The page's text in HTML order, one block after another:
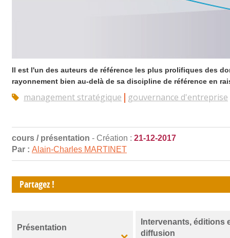
Il est l'un des auteurs de référence les plus prolifiques des
rayonnement bien au-delà de sa discipline de référence en
management stratégique gouvernance d'entreprise
cours / présentation - Création : 21-12-2017
Par : Alain-Charles MARTINET
Partagez !
Présentation
Intervenants, éditions
diffusion